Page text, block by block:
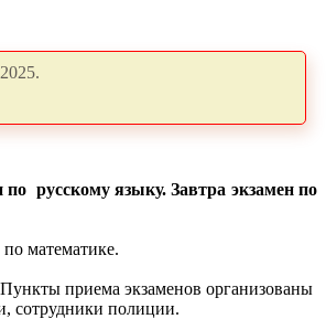
русскому языку. Завтра экзамен по
математике.
приема экзаменов организованы
сотрудники полиции.